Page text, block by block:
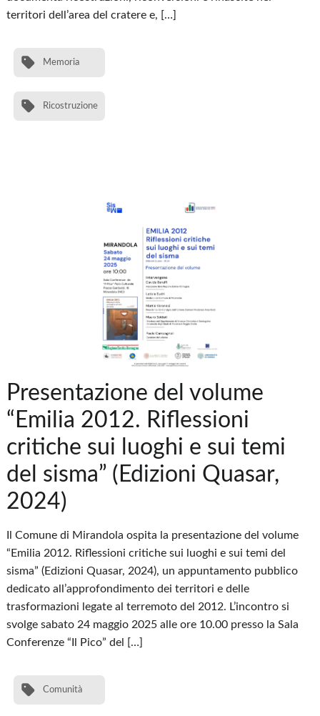
territori dell’area del cratere e, […]
Memoria
Ricostruzione
Presentazione del volume
“Emilia 2012. Riflessioni
critiche sui luoghi e sui temi
del sisma” (Edizioni Quasar,
2024)
Il Comune di Mirandola ospita la presentazione del volume
“Emilia 2012. Riflessioni critiche sui luoghi e sui temi del
sisma” (Edizioni Quasar, 2024), un appuntamento pubblico
dedicato all’approfondimento dei territori e delle
trasformazioni legate al terremoto del 2012. L’incontro si
svolge sabato 24 maggio 2025 alle ore 10.00 presso la Sala
Conferenze “Il Pico” del […]
Comunità